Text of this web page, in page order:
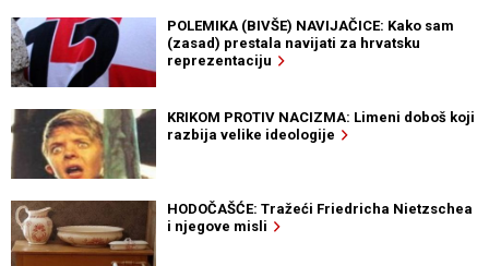
POLEMIKA (BIVŠE) NAVIJAČICE: Kako sam
(zasad) prestala navijati za hrvatsku
reprezentaciju
KRIKOM PROTIV NACIZMA: Limeni doboš koji
razbija velike ideologije
HODOČAŠĆE: Tražeći Friedricha Nietzschea
i njegove misli